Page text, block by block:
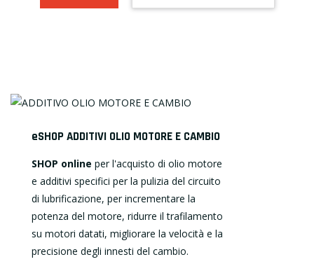
eSHOP ADDITIVI OLIO MOTORE E CAMBIO
SHOP online per l'acquisto di olio motore
e additivi specifici per la pulizia del circuito
di lubrificazione, per incrementare la
potenza del motore, ridurre il trafilamento
su motori datati, migliorare la velocità e la
precisione degli innesti del cambio.